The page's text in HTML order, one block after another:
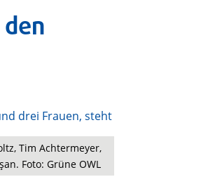
Tim Achtermeyer,
Foto: Grüne OWL